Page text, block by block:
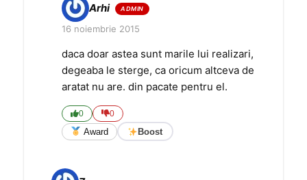
Arhi
16 noiembrie 2015
daca doar astea sunt marile lui realizari,
degeaba le sterge, ca oricum altceva de
aratat nu are. din pacate pentru el.
0 0
Award Boost